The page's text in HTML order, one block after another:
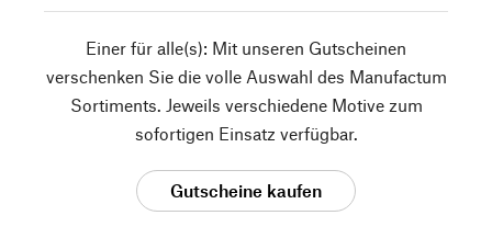
Einer für alle(s): Mit unseren Gutscheinen
verschenken Sie die volle Auswahl des Manufactum
Sortiments. Jeweils verschiedene Motive zum
sofortigen Einsatz verfügbar.
Gutscheine kaufen